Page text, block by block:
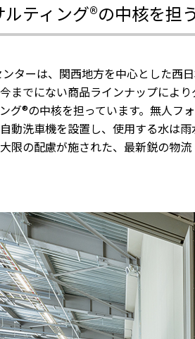
ティング®の中核を担
ターは、関西地方を中心とした西
までにない商品ラインナップによ
グ®の中核を担っています。無人フ
動洗車機を設置し、使用する水は
限の配慮が施された、最新鋭の物流